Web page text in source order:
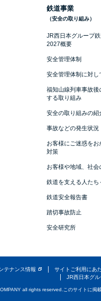
鉄道事業
（安全の取り組み）
JR西日本グループ
2027概要
安全管理体制
安全管理体制に対し
福知山線列車事故後
する取り組み
安全の取り組みの紹
事故などの発生状況
お客様にご迷惑を
対策
お客様や地域、社会
鉄道を支える人たち
鉄道安全報告書
踏切事故防止
安全研究所
テナンス情報 サイトご利用にあ
JR西日本グ
all rights reserved. このサイトに掲